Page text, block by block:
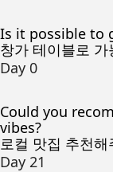
Is it possible to
창가 테이블로 가
Day 0
Could you
vibes?
로컬 맛집 추천해
Day 21